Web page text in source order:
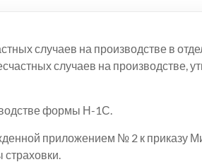
случаев на производстве в
случаев на производстве,
формы Н-1С.
приложением № 2 к приказу